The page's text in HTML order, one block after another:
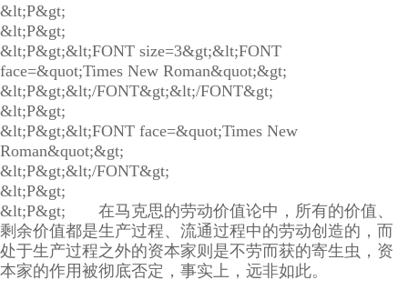
&lt;P&gt;
&lt;P&gt;
&lt;P&gt;&lt;FONT size=3&gt;&lt;FONT
face=&quot;Times New Roman&quot;&gt;
&lt;P&gt;&lt;/FONT&gt;&lt;/FONT&gt;
&lt;P&gt;
&lt;P&gt;&lt;FONT face=&quot;Times New
Roman&quot;&gt;
&lt;P&gt;&lt;/FONT&gt;
&lt;P&gt;
&lt;P&gt; 在马克思的劳动价值论中，所有的价值、
剩余价值都是生产过程、流通过程中的劳动创造的，而
处于生产过程之外的资本家则是不劳而获的寄生虫，资
本家的作用被彻底否定，事实上，远非如此。